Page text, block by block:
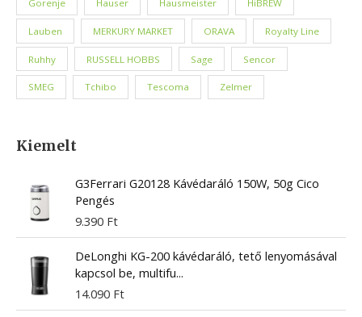
Gorenje Hauser Hausmeister HiBREW
Lauben MERKURY MARKET ORAVA Royalty Line
Ruhhy RUSSELL HOBBS Sage Sencor
SMEG Tchibo Tescoma Zelmer
Kiemelt
G3Ferrari G20128 Kávédaráló 150W, 50g Cico
Pengés
9.390 Ft
DeLonghi KG-200 kávédaráló, tető lenyomásával
kapcsol be, multifu...
14.090 Ft